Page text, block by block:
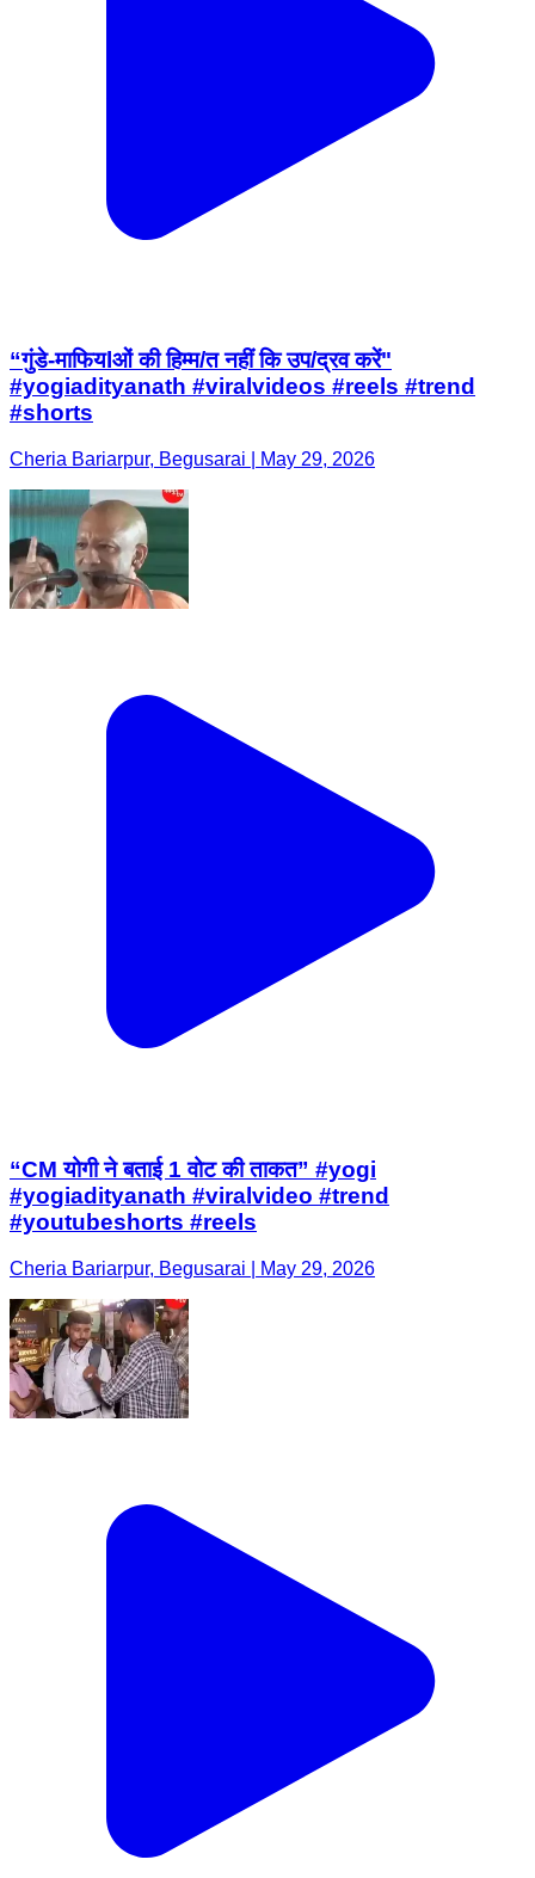
“गुंडे-माफियlओं की हिम्म/त नहीं कि उप/द्रव करें"
#yogiadityanath #viralvideos #reels #trend
#shorts
Cheria Bariarpur, Begusarai | May 29, 2026
“CM योगी ने बताई 1 वोट की ताकत” #yogi
#yogiadityanath #viralvideo #trend
#youtubeshorts #reels
Cheria Bariarpur, Begusarai | May 29, 2026